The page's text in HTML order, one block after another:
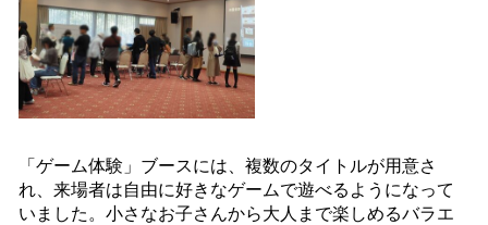
「ゲーム体験」ブースには、複数のタイトルが用意さ
れ、来場者は自由に好きなゲームで遊べるようになって
いました。小さなお子さんから大人まで楽しめるバラエ